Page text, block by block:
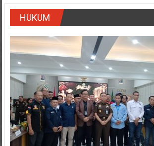
HUKUM